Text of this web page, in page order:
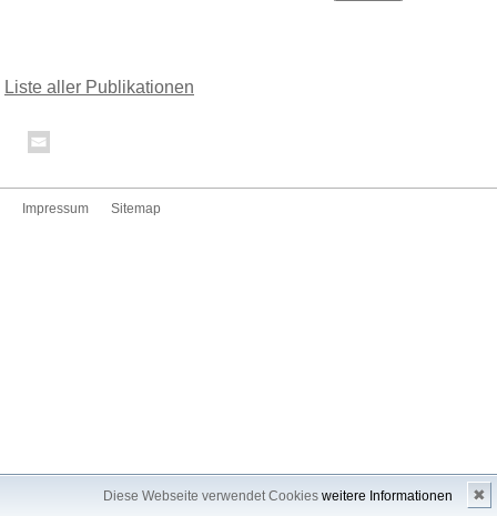
Diese Webseite verwendet Cookies weitere Informationen ✖
Liste aller Publikationen
Impressum Sitemap